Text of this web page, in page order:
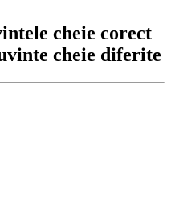
cheie corect
cheie diferite